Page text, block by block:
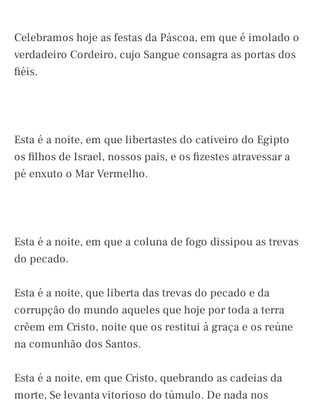
Celebramos hoje as festas da Páscoa, em que é imolado o
verdadeiro Cordeiro, cujo Sangue consagra as portas dos
fiéis.
Esta é a noite, em que libertastes do cativeiro do Egipto
os filhos de Israel, nossos pais, e os fizestes atravessar a
pé enxuto o Mar Vermelho.
Esta é a noite, em que a coluna de fogo dissipou as trevas
do pecado.
Esta é a noite, que liberta das trevas do pecado e da
corrupção do mundo aqueles que hoje por toda a terra
crêem em Cristo, noite que os restitui à graça e os reúne
na comunhão dos Santos.
Esta é a noite, em que Cristo, quebrando as cadeias da
morte, Se levanta vitorioso do túmulo. De nada nos